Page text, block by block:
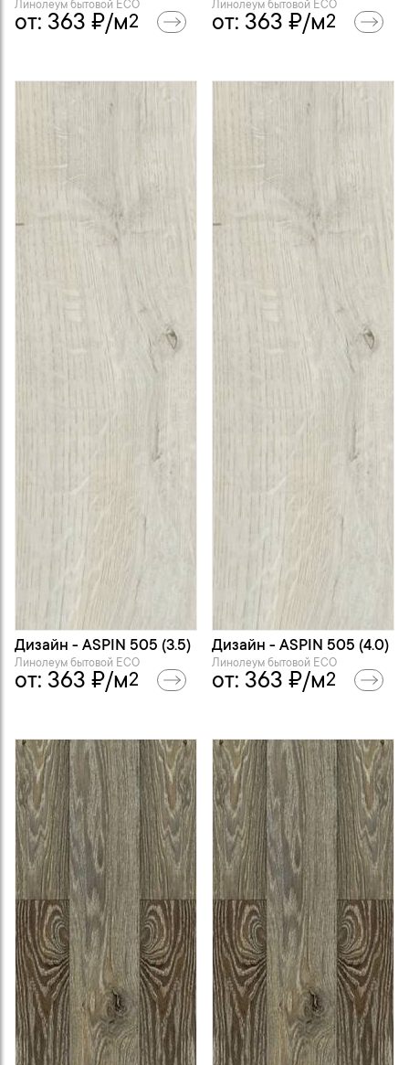
Линолеум бытовой ECO
от: 363 ₽/м2
Линолеум бытовой ECO
от: 363 ₽/м2
Дизайн - ASPIN 505 (3.5)
Линолеум бытовой ECO
от: 363 ₽/м2
Дизайн - ASPIN 505 (4.0)
Линолеум бытовой ECO
от: 363 ₽/м2